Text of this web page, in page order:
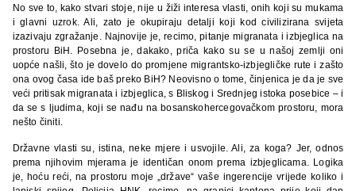
No sve to, kako stvari stoje, nije u žiži interesa vlasti, onih koji su mukama
i glavni uzrok. Ali, zato je okupiraju detalji koji kod civilizirana svijeta
izazivaju zgražanje. Najnovije je, recimo, pitanje migranata i izbjeglica na
prostoru BiH. Posebna je, dakako, priča kako su se u našoj zemlji oni
uopće našli, što je dovelo do promjene migrantsko-izbjegličke rute i zašto
ona ovog časa ide baš preko BiH? Neovisno o tome, činjenica je da je sve
veći pritisak migranata i izbjeglica, s Bliskog i Srednjeg istoka posebice – i
da se s ljudima, koji se nađu na bosanskohercegovačkom prostoru, mora
nešto činiti.
Državne vlasti su, istina, neke mjere i usvojile. Ali, za koga? Jer, odnos
prema njihovim mjerama je identičan onom prema izbjeglicama. Logika
je, hoću reći, na prostoru moje „države“ vaše ingerencije vrijede koliko i